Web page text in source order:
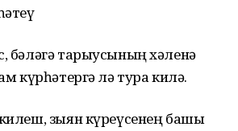
бәләгә тарыусының хәленә
күрһәтергә лә тура килә.
зыян күреүсенең башы